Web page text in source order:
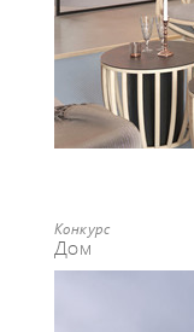
Конкурс
Дом